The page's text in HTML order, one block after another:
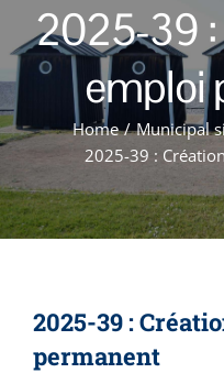
2025-39 :
emploi
Home / Municipal
2025-39 :
2025-39 :
permanent